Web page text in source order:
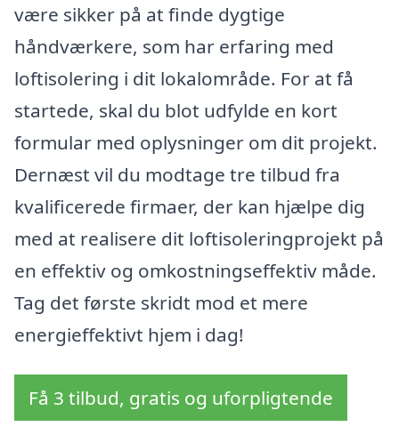
være sikker på at finde dygtige
håndværkere, som har erfaring med
loftisolering i dit lokalområde. For at få
startede, skal du blot udfylde en kort
formular med oplysninger om dit projekt.
Dernæst vil du modtage tre tilbud fra
kvalificerede firmaer, der kan hjælpe dig
med at realisere dit loftisoleringprojekt på
en effektiv og omkostningseffektiv måde.
Tag det første skridt mod et mere
energieffektivt hjem i dag!
Få 3 tilbud, gratis og uforpligtende